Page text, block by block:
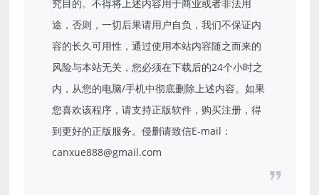
究目的。不得将上述内容用于商业或者非法用
途，否则，一切后果请用户自负，我们不保证内
容的长久可用性，通过使用本站内容随之而来的
风险与本站无关，您必须在下载后的24个小时之
内，从您的电脑/手机中彻底删除上述内容。如果
您喜欢该程序，请支持正版软件，购买注册，得
到更好的正版服务。侵删请致信E-mail：
canxue888@gmail.com